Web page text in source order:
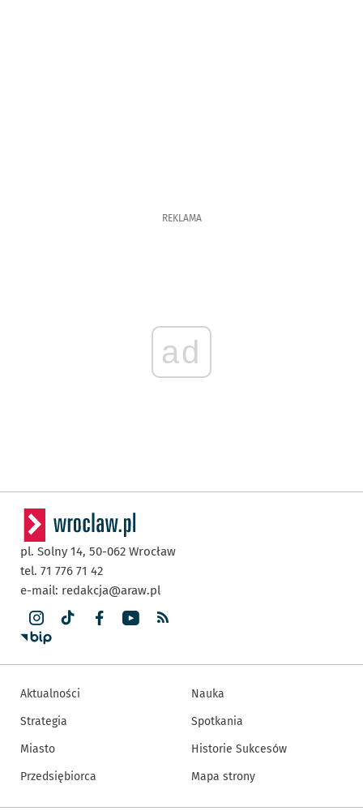
REKLAMA
ad
pl. Solny 14, 50-062 Wrocław
tel. 71 776 71 42
e-mail: redakcja@araw.pl
Aktualności
Strategia
Miasto
Przedsiębiorca
Nauka
Spotkania
Historie Sukcesów
Mapa strony